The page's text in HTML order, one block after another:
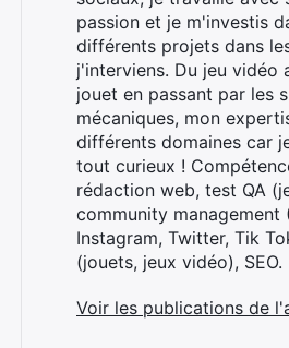
passion et je m'investis
différents projets dans
j'interviens. Du jeu vidéo
jouet en passant par les
mécaniques, mon
différents domaines car
tout curieux !
rédaction web, test QA
community management
Instagram, Twitter, Tik
(jouets, jeux vidéo), SEO.
Voir les publications de